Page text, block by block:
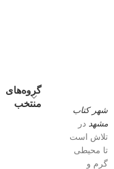
شهر کتاب
مشهد در
تلاش است
تا محیطی
گرم و
گروه‌های
منتخب